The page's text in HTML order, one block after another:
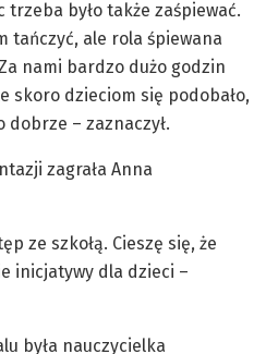
trzeba było także zaśpiewać.
tańczyć, ale rola śpiewana
nami bardzo dużo godzin
skoro dzieciom się podobało,
dobrze – zaznaczył.
zagrała Anna
ze szkołą. Cieszę się, że
inicjatywy dla dzieci –
była nauczycielka